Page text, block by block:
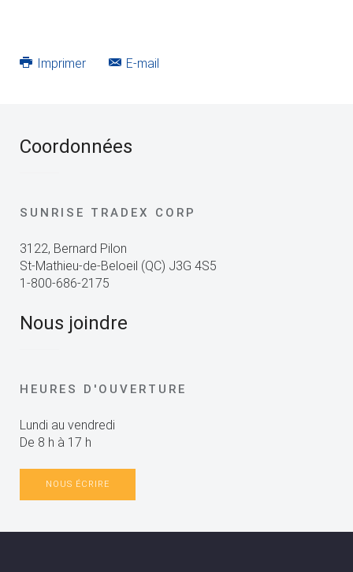
Imprimer E-mail
Coordonnées
SUNRISE TRADEX CORP
3122, Bernard Pilon
St-Mathieu-de-Beloeil (QC) J3G 4S5
1-800-686-2175
Nous joindre
HEURES D'OUVERTURE
Lundi au vendredi
De 8 h à 17 h
NOUS ÉCRIRE